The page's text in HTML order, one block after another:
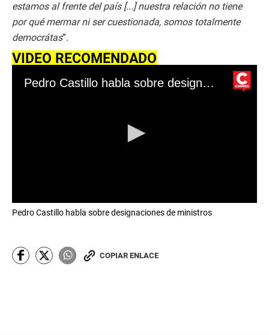
estamos al frente del país [...] nuestra relación no tiene
por qué mermar ni ser cuestionada, somos totalmente
democrátas”.
VIDEO RECOMENDADO
Pedro Castillo habla sobre designaciones de ministros
s
n
d
Pedro Castillo habla sobre designaciones de ministros
COPIAR ENLACE